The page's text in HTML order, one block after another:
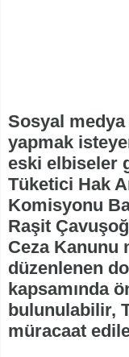
Sosyal
yapmak
eski elbiseler
Tüketici Hak
Komisyonu
Raşit
Ceza Kanunu
düzenlenen
kapsamında
bulunulabilir,
müracaat